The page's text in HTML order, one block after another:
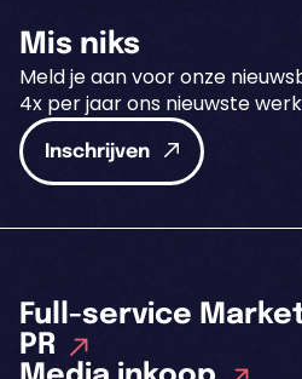
Mis niks
Meld je aan voor onze
4x per jaar ons nieuwste
Inschrijven
Full-service
PR